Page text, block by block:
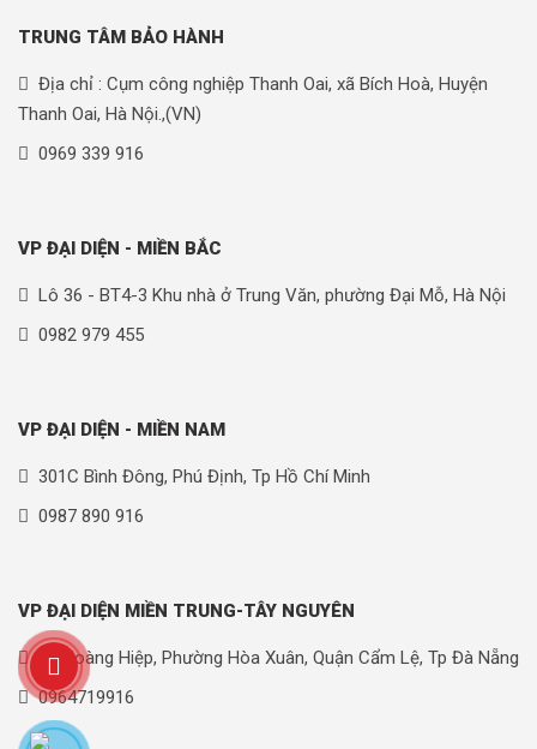
TRUNG TÂM BẢO HÀNH
Địa chỉ : Cụm công nghiệp Thanh Oai, xã Bích Hoà, Huyện
Thanh Oai, Hà Nội.,(VN)
0969 339 916
VP ĐẠI DIỆN - MIỀN BẮC
Lô 36 - BT4-3 Khu nhà ở Trung Văn, phường Đại Mỗ, Hà Nội
0982 979 455
VP ĐẠI DIỆN - MIỀN NAM
301C Bình Đông, Phú Định, Tp Hồ Chí Minh
0987 890 916
VP ĐẠI DIỆN MIỀN TRUNG-TÂY NGUYÊN
90 Hoàng Hiệp, Phường Hòa Xuân, Quận Cẩm Lệ, Tp Đà Nẵng
0964719916